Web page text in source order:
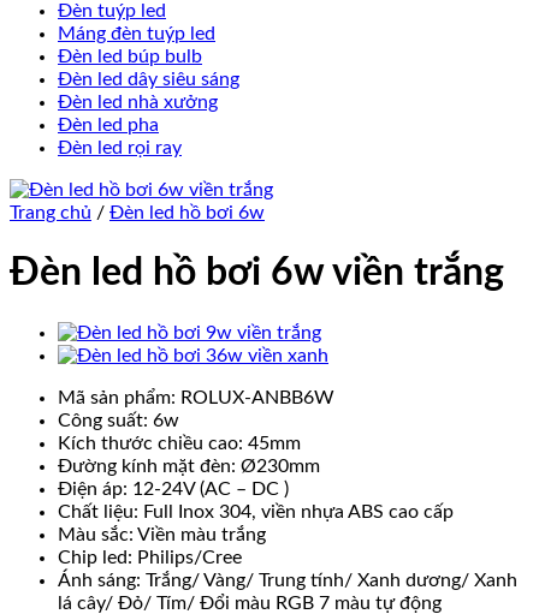
Đèn tuýp led
Máng đèn tuýp led
Đèn led búp bulb
Đèn led dây siêu sáng
Đèn led nhà xưởng
Đèn led pha
Đèn led rọi ray
Trang chủ / Đèn led hồ bơi 6w
Đèn led hồ bơi 6w viền trắng
Mã sản phẩm: ROLUX-ANBB6W
Công suất: 6w
Kích thước chiều cao: 45mm
Đường kính mặt đèn: Ø230mm
Điện áp: 12-24V (AC – DC )
Chất liệu: Full Inox 304, viền nhựa ABS cao cấp
Màu sắc: Viền màu trắng
Chip led: Philips/Cree
Ánh sáng: Trắng/ Vàng/ Trung tính/ Xanh dương/ Xanh
lá cây/ Đỏ/ Tím/ Đổi màu RGB 7 màu tự động